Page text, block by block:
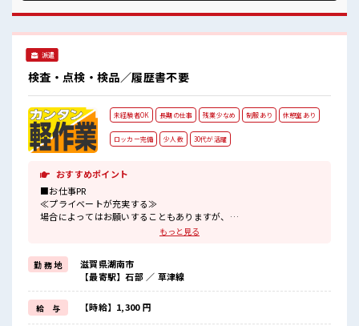
派遣
検査・点検・検品／履歴書不要
未経験者OK 長期の仕事 残業少なめ 制服あり 休憩室あり
ロッカー完備 少人数 30代が活躍
おすすめポイント
■お仕事PR
≪プライベートが充実する≫
場合によってはお願いすることもありますが、
≪未経験OKの仕事≫
新しいことにチャレンジするのは不安だけど、
しっかり働く環境が整っています！
イチからスキルUP・ステップUP目指していきましょう！
≪自分に合った期間で働ける≫
福利厚生が整った派遣のお仕事です！
もっと見る
勤 務 地
滋賀県湖南市
【最寄駅】石部 ／ 草津線
給 与 【時給】1,300 円